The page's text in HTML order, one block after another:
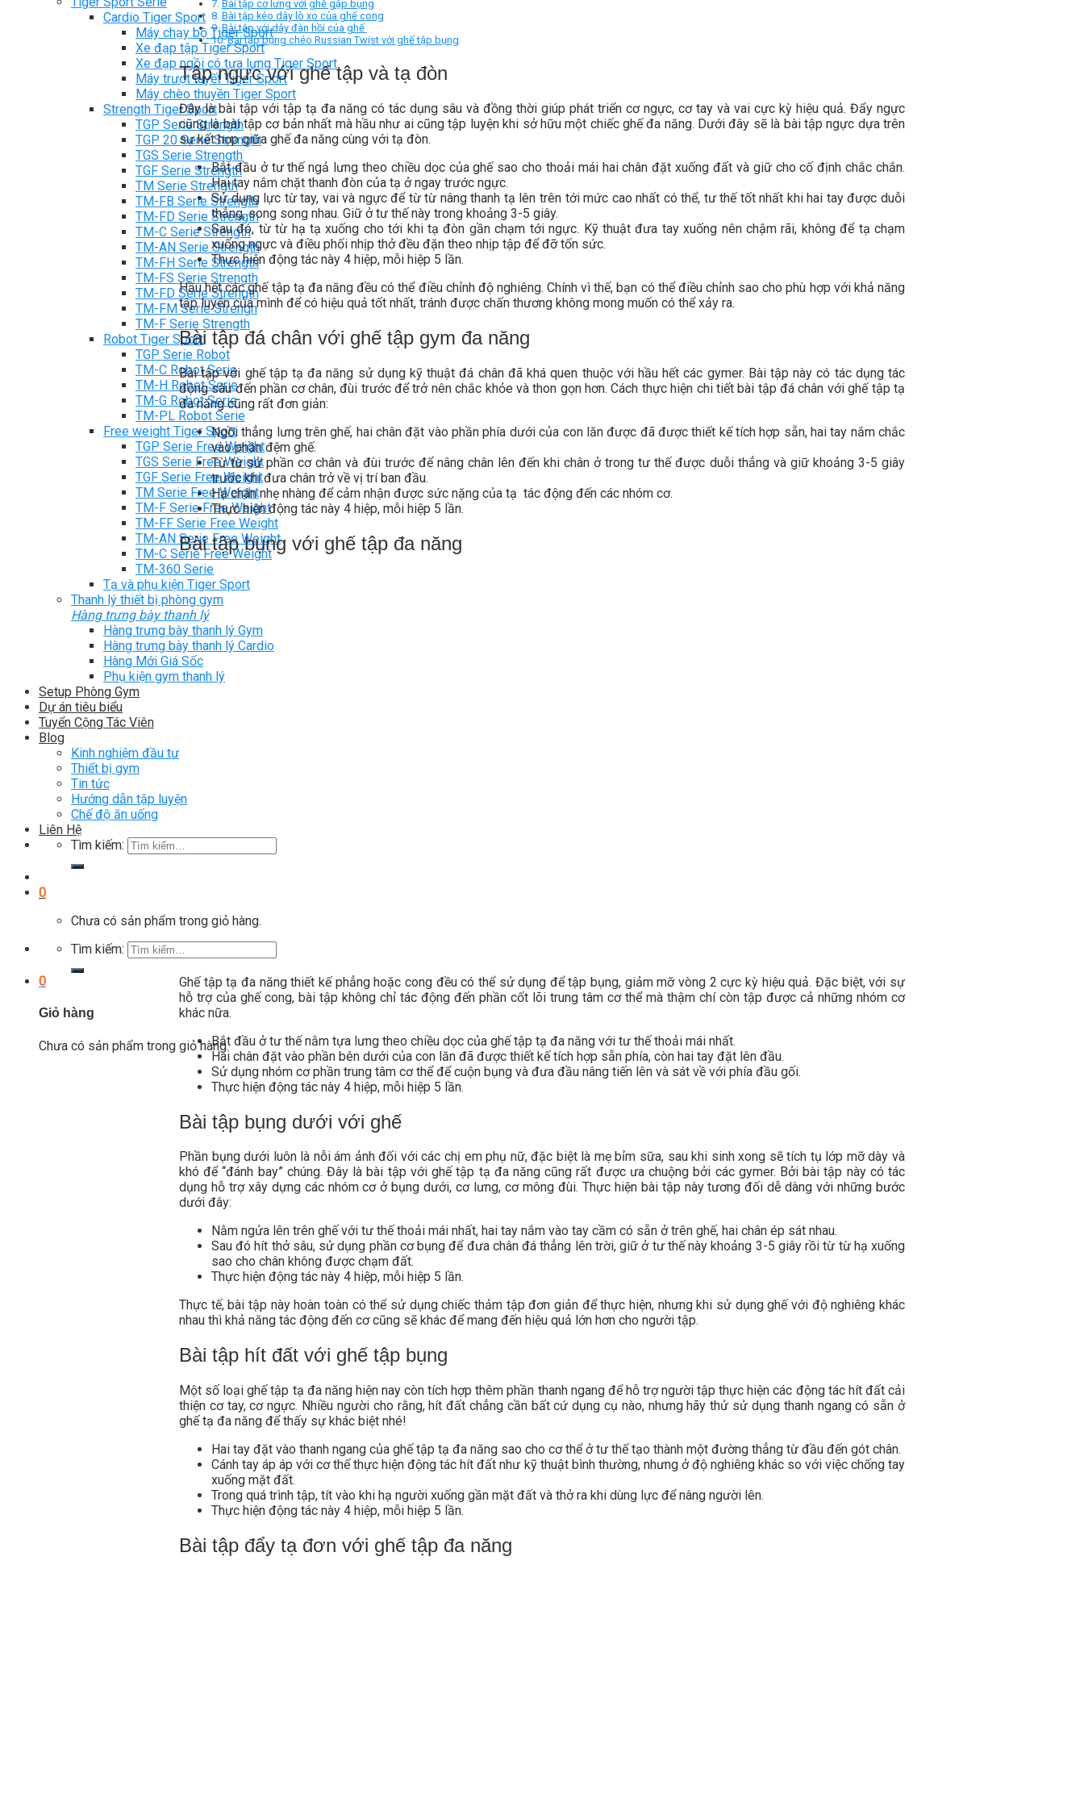
Cardio Tiger Sport
Máy chạy bộ Tiger Sport
Xe đạp tập Tiger Sport
Xe đạp ngồi có tựa lưng Tiger Sport
Máy trượt tuyết Tiger Sport
Máy chèo thuyền Tiger Sport
Strength Tiger Sport
TGP Serie Strength
TGP 20 Serie Strength
TGS Serie Strength
TGF Serie Strength
TM Serie Strength
TM-FB Serie Strength
TM-FD Serie Strength
TM-C Serie Strength
TM-AN Serie Strength
TM-FH Serie Strength
TM-FS Serie Strength
TM-FD Serie Strength
TM-FM Serie Strengh
TM-F Serie Strength
Robot Tiger Sport
TGP Serie Robot
TM-C Robot Serie
TM-H Robot Serie
TM-G Robot Serie
TM-PL Robot Serie
Free weight Tiger Sport
TGP Serie Free Weight
TGS Serie Free Weight
TGF Serie Free Weight
TM Serie Free Weight
TM-F Serie Free Weight
TM-FF Serie Free Weight
TM-AN Serie Free Weight
TM-C Serie Free Weight
TM-360 Serie
Tạ và phụ kiện Tiger Sport
Thanh lý thiết bị phòng gym
Hàng trưng bày thanh lý
Hàng trưng bày thanh lý Gym
Hàng trưng bày thanh lý Cardio
Hàng Mới Giá Sốc
Phụ kiện gym thanh lý
Setup Phòng Gym
Dự án tiêu biểu
Tuyển Cộng Tác Viên
Blog
Kinh nghiệm đầu tư
Thiết bị gym
Tin tức
Hướng dẫn tập luyện
Chế độ ăn uống
Liên Hệ
Tìm kiếm:
0
Chưa có sản phẩm trong giỏ hàng.
Tìm kiếm:
0
Giỏ hàng
Chưa có sản phẩm trong giỏ hàng.
Bài tập cơ lưng với ghế gập bụng
Bài tập kéo dây lò xo của ghế cong
Bài tập với dây đàn hồi của ghế
Bài tập bụng chéo Russian Twist với ghế tập bụng
Tập ngực với ghế tập và tạ đòn
Đây là bài tập với tập tạ đa năng có tác dụng sâu và đồng thời giúp phát triển cơ ngực, cơ tay và vai cực kỳ hiệu quả. Đẩy ngực
cũng là bài tập cơ bản nhất mà hầu như ai cũng tập luyện khi sở hữu một chiếc ghế đa năng. Dưới đây sẽ là bài tập ngực dựa trên
sự kết hợp giữa ghế đa năng cùng với tạ đòn.
Bắt đầu ở tư thế ngả lưng theo chiều dọc của ghế sao cho thoải mái hai chân đặt xuống đất và giữ cho cố định chắc chắn.
Hai tay nắm chặt thanh đòn của tạ ở ngay trước ngực.
Sử dụng lực từ tay, vai và ngực để từ từ nâng thanh tạ lên trên tới mức cao nhất có thể, tư thế tốt nhất khi hai tay được duỗi
thẳng, song song nhau. Giữ ở tư thế này trong khoảng 3-5 giây.
Sau đó, từ từ hạ tạ xuống cho tới khi tạ đòn gần chạm tới ngực. Kỹ thuật đưa tay xuống nên chậm rãi, không để tạ chạm
xuống ngực và điều phối nhịp thở đều đặn theo nhịp tập để đỡ tốn sức.
Thực hiện động tác này 4 hiệp, mỗi hiệp 5 lần.
Hầu hết các ghế tập tạ đa năng đều có thể điều chỉnh độ nghiêng. Chính vì thế, bạn có thể điều chỉnh sao cho phù hợp với khả năng
tập luyện của mình để có hiệu quả tốt nhất, tránh được chấn thương không mong muốn có thể xảy ra.
Bài tập đá chân với ghế tập gym đa năng
Bài tập với ghế tập tạ đa năng sử dụng kỹ thuật đá chân đã khá quen thuộc với hầu hết các gymer. Bài tập này có tác dụng tác
động sâu đến phần cơ chân, đùi trước để trở nên chắc khỏe và thon gọn hơn. Cách thực hiện chi tiết bài tập đá chân với ghế tập tạ
đa năng cũng rất đơn giản:
Ngồi thẳng lưng trên ghế, hai chân đặt vào phần phía dưới của con lăn được đã được thiết kế tích hợp sẵn, hai tay nắm chắc
vào phần đệm ghế.
Từ từ sử phần cơ chân và đùi trước để nâng chân lên đến khi chân ở trong tư thế được duỗi thẳng và giữ khoảng 3-5 giây
trước khi đưa chân trở về vị trí ban đầu.
Hạ chân nhẹ nhàng để cảm nhận được sức nặng của tạ tác động đến các nhóm cơ.
Thực hiện động tác này 4 hiệp, mỗi hiệp 5 lần.
Bài tập bụng với ghế tập đa năng
Ghế tập tạ đa năng thiết kế phẳng hoặc cong đều có thể sử dụng để tập bụng, giảm mỡ vòng 2 cực kỳ hiệu quả. Đặc biệt, với sự
hỗ trợ của ghế cong, bài tập không chỉ tác động đến phần cốt lõi trung tâm cơ thể mà thậm chí còn tập được cả những nhóm cơ
khác nữa.
Bắt đầu ở tư thế nằm tựa lưng theo chiều dọc của ghế tập tạ đa năng với tư thế thoải mái nhất.
Hai chân đặt vào phần bên dưới của con lăn đã được thiết kế tích hợp sẵn phía, còn hai tay đặt lên đầu.
Sử dụng nhóm cơ phần trung tâm cơ thể để cuộn bụng và đưa đầu nâng tiến lên và sát về với phía đầu gối.
Thực hiện động tác này 4 hiệp, mỗi hiệp 5 lần.
Bài tập bụng dưới với ghế
Phần bụng dưới luôn là nỗi ám ảnh đối với các chị em phụ nữ, đặc biệt là mẹ bỉm sữa, sau khi sinh xong sẽ tích tụ lớp mỡ dày và
khó để “đánh bay” chúng. Đây là bài tập với ghế tập tạ đa năng cũng rất được ưa chuộng bởi các gymer. Bởi bài tập này có tác
dụng hỗ trợ xây dựng các nhóm cơ ở bụng dưới, cơ lưng, cơ mông đùi. Thực hiện bài tập này tương đối dễ dàng với những bước
dưới đây:
Nằm ngửa lên trên ghế với tư thế thoải mái nhất, hai tay nắm vào tay cầm có sẵn ở trên ghế, hai chân ép sát nhau.
Sau đó hít thở sâu, sử dụng phần cơ bụng để đưa chân đá thẳng lên trời, giữ ở tư thế này khoảng 3-5 giây rồi từ từ hạ xuống
sao cho chân không được chạm đất.
Thực hiện động tác này 4 hiệp, mỗi hiệp 5 lần.
Thực tế, bài tập này hoàn toàn có thể sử dụng chiếc thảm tập đơn giản để thực hiện, nhưng khi sử dụng ghế với độ nghiêng khác
nhau thì khả năng tác động đến cơ cũng sẽ khác để mang đến hiệu quả lớn hơn cho người tập.
Bài tập hít đất với ghế tập bụng
Một số loại ghế tập tạ đa năng hiện nay còn tích hợp thêm phần thanh ngang để hỗ trợ người tập thực hiện các động tác hít đất cải
thiện cơ tay, cơ ngực. Nhiều người cho rằng, hít đất chẳng cần bất cứ dụng cụ nào, nhưng hãy thử sử dụng thanh ngang có sẵn ở
ghế tạ đa năng để thấy sự khác biệt nhé!
Hai tay đặt vào thanh ngang của ghế tập tạ đa năng sao cho cơ thể ở tư thế tạo thành một đường thẳng từ đầu đến gót chân.
Cánh tay áp áp với cơ thể thực hiện động tác hít đất như kỹ thuật bình thường, nhưng ở độ nghiêng khác so với việc chống tay
xuống mặt đất.
Trong quá trình tập, tít vào khi hạ người xuống gần mặt đất và thở ra khi dùng lực để nâng người lên.
Thực hiện động tác này 4 hiệp, mỗi hiệp 5 lần.
Bài tập đẩy tạ đơn với ghế tập đa năng